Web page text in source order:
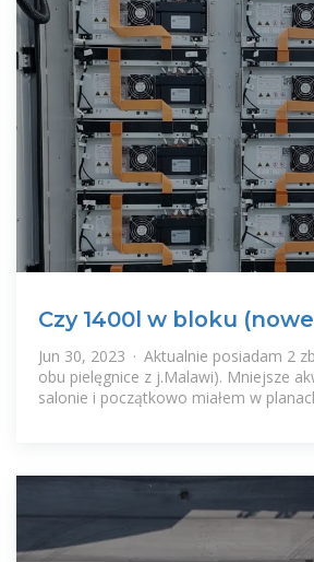
Czy 1400l w bloku (nowe
budownictwo) to dobry i
Jun 30, 2023 · Aktualnie posiadam 2
obu pielęgnice z j.Malawi). Mniejsze
salonie i początkowo miałem w